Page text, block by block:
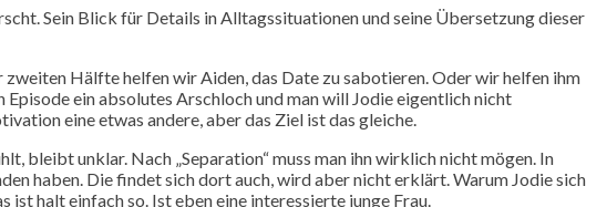
Sein Blick für Details in Alltagssituationen und seine Übersetzung dieser
Hälfte helfen wir Aiden, das Date zu sabotieren. Oder wir helfen ihm
ein absolutes Arschloch und man will Jodie eigentlich nicht
eine etwas andere, aber das Ziel ist das gleiche.
bleibt unklar. Nach „Separation“ muss man ihn wirklich nicht mögen. In
haben. Die findet sich dort auch, wird aber nicht erklärt. Warum Jodie sich
halt einfach so. Ist eben eine interessierte junge Frau.